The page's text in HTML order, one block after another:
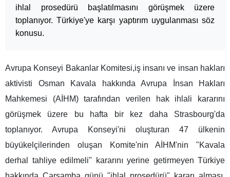
ihlal prosedürü başlatılmasını görüşmek üzere
toplanıyor. Türkiye'ye karşı yaptırım uygulanması söz
konusu.
Avrupa Konseyi Bakanlar Komitesi,iş insanı ve insan hakları
aktivisti Osman Kavala hakkında Avrupa İnsan Hakları
Mahkemesi (AİHM) tarafından verilen hak ihlali kararını
görüşmek üzere bu hafta bir kez daha Strasbourg'da
toplanıyor. Avrupa Konseyi'ni oluşturan 47 ülkenin
büyükelçilerinden oluşan Komite'nin AİHM'nin "Kavala
derhal tahliye edilmeli" kararını yerine getirmeyen Türkiye